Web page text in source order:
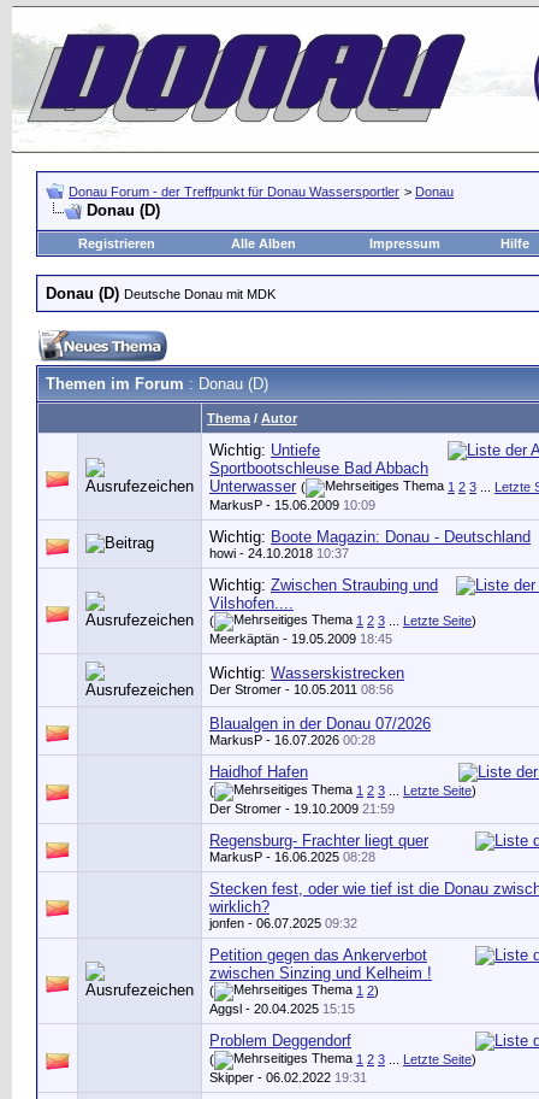
Donau Forum - der Treffpunkt für Donau Wassersportler > Donau
Donau (D)
Registrieren Alle Alben Impressum Hilfe
Donau (D) Deutsche Donau mit MDK
Themen im Forum : Donau (D)
Thema / Autor
Wichtig: Untiefe
Sportbootschleuse Bad Abbach
Unterwasser ( 1 2 3
Letzte
MarkusP - 15.06.2009 10:09
Wichtig: Boote Magazin: Donau - Deutschland
howi - 24.10.2018 10:37
Wichtig: Zwischen Straubing und
Vilshofen....
( 1 2 3 Letzte Seite)
Meerkäptän - 19.05.2009 18:45
Wichtig: Wasserskistrecken
Der Stromer - 10.05.2011 08:56
Blaualgen in der Donau 07/2026
MarkusP - 16.07.2026 00:28
Haidhof Hafen
( 1 2 3 Letzte Seite)
Der Stromer - 19.10.2009 21:59
Regensburg- Frachter liegt quer
MarkusP - 16.06.2025 08:28
Stecken fest, oder wie tief ist die Donau
wirklich?
jonfen - 06.07.2025 09:32
Petition gegen das Ankerverbot
zwischen Sinzing und Kelheim !
( 1 2)
Aggsl - 20.04.2025 15:15
Problem Deggendorf
( 1 2 3 Letzte Seite)
Skipper - 06.02.2022 19:31